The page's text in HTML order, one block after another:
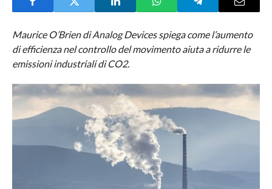
Maurice O’Brien di Analog Devices spiega come l’aumento
di efficienza nel controllo del movimento aiuta a ridurre le
emissioni industriali di CO2.